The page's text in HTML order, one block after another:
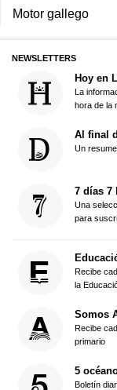
Motor gallego
NEWSLETTERS
Hoy en
La
hora de la
Al final
Un
7 días 7
Una
para
Recibe
la
Somos
Recibe
primario
5
Boletín